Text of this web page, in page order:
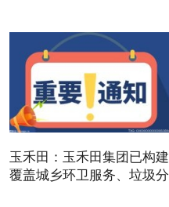
玉禾田：玉禾田集团已构建
覆盖城乡环卫服务、垃圾分